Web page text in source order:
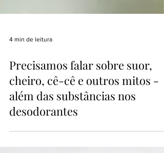
Precisamos falar sobre suor,
cheiro, cê-cê e outros mitos -
além das substâncias nos
desodorantes